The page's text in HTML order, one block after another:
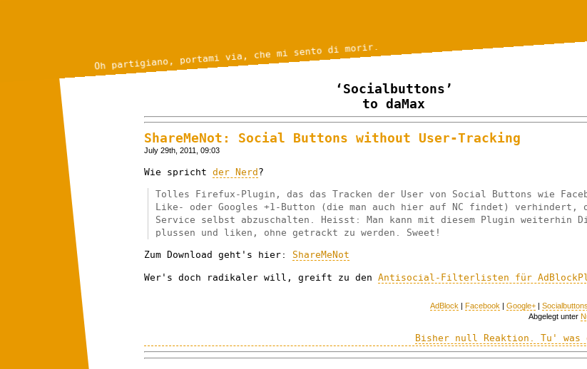
Oh partigiano, portami via, che mi sento di morir.
‘Socialbuttons’
to daMax
ShareMeNot: Social Buttons without User-Tracking
July 29th, 2011, 09:03
Wie spricht der Nerd?
Tolles Firefux-Plugin, das das Tracken der User von Social Buttons wie
Like- oder Googles +1-Button (die man auch hier auf NC findet) verhindert,
Service selbst abzuschalten. Heisst: Man kann mit diesem Plugin weiterhin
plussen und liken, ohne getrackt zu werden. Sweet!
Zum Download geht's hier: ShareMeNot
Wer's doch radikaler will, greift zu den Antisocial-Filterlisten für
AdBlock | Facebook | Google+ | Socialbuttons
Abgelegt unter
Bisher null Reaktion. Tu' was